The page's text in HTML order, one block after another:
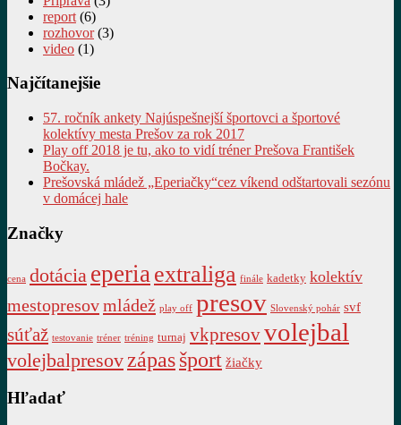
report (6)
rozhovor(3)
video (1)
Najčítanejšie
57. ročník ankety Najúspešnejší športovci a športové
kolektívy mesta Prešov za rok 2017
Play off 2018 je tu, ako to vidí tréner Prešova František
Bočkay.
Prešovská mládež „Eperiačky“cez víkend odštartovali sezónu
v domácej hale
Značky
cena dotácia eperia extraliga finále kadetky kolektív
mestopresovmládež play off presov Slovenský pohár svf
súťaž testovanie tréner tréning turnaj vkpresovvolejbal
volejbalpresov zápasšport žiačky
Hľadať